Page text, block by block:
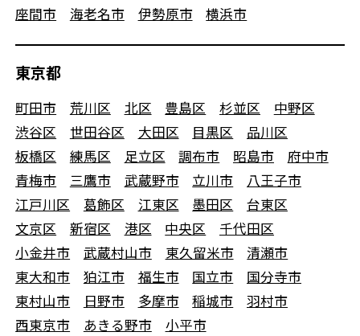
座間市
海老名市 伊勢原市 横浜市
東京都
町田市 荒川区 北区 豊島区 杉並区
中野区
渋谷区
世田谷区 大田区 目黒区
品川区
板橋区
練馬区 足立区 調布市 昭島市
府中市
青梅市
三鷹市 武蔵野市 立川市
八王子市
江戸川区
葛飾区 江東区 墨田区
台東区
文京区
新宿区 港区 中央区
千代田区
小金井市
武蔵村山市 東久留米市
清瀬市
東大和市
狛江市 福生市 国立市
国分寺市
東村山市
日野市 多摩市 稲城市
羽村市
西東京市
あきる野市 小平市